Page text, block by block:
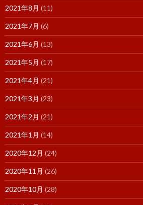
2021年8月 (11)
2021年7月 (6)
2021年6月 (13)
2021年5月 (17)
2021年4月 (21)
2021年3月 (23)
2021年2月 (21)
2021年1月 (14)
2020年12月 (24)
2020年11月 (26)
2020年10月 (28)